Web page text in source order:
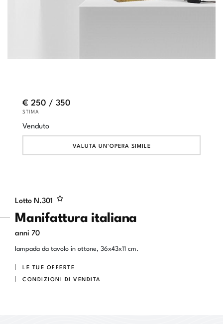
Lotto N.301
Manifattura italiana
anni 70
lampada da tavolo in ottone, 36x43x11 cm.
LE TUE OFFERTE
CONDIZIONI DI VENDITA
€ 250 / 350
STIMA
Venduto
VALUTA UN'OPERA SIMILE